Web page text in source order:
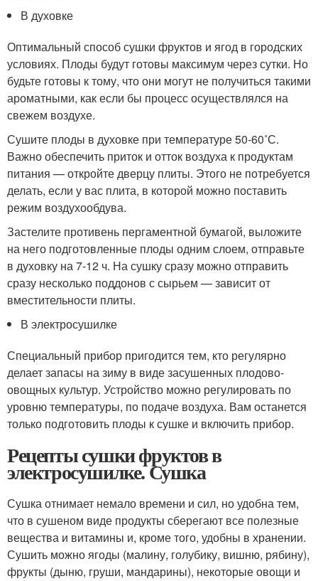
В духовке
Оптимальный способ сушки фруктов и ягод в городских
условиях. Плоды будут готовы максимум через сутки. Но
будьте готовы к тому, что они могут не получиться такими
ароматными, как если бы процесс осуществлялся на
свежем воздухе.
Сушите плоды в духовке при температуре 50-60˚С.
Важно обеспечить приток и отток воздуха к продуктам
питания — откройте дверцу плиты. Этого не потребуется
делать, если у вас плита, в которой можно поставить
режим воздухообдува.
Застелите противень пергаментной бумагой, выложите
на него подготовленные плоды одним слоем, отправьте
в духовку на 7-12 ч. На сушку сразу можно отправить
сразу несколько поддонов с сырьем — зависит от
вместительности плиты.
В электросушилке
Специальный прибор пригодится тем, кто регулярно
делает запасы на зиму в виде засушенных плодово-
овощных культур. Устройство можно регулировать по
уровню температуры, по подаче воздуха. Вам останется
только подготовить плоды к сушке и включить прибор.
Рецепты сушки фруктов в
электросушилке. Сушка
Сушка отнимает немало времени и сил, но удобна тем,
что в сушеном виде продукты сберегают все полезные
вещества и витамины и, кроме того, удобны в хранении.
Сушить можно ягоды (малину, голубику, вишню, рябину),
фрукты (дыню, груши, мандарины), некоторые овощи и